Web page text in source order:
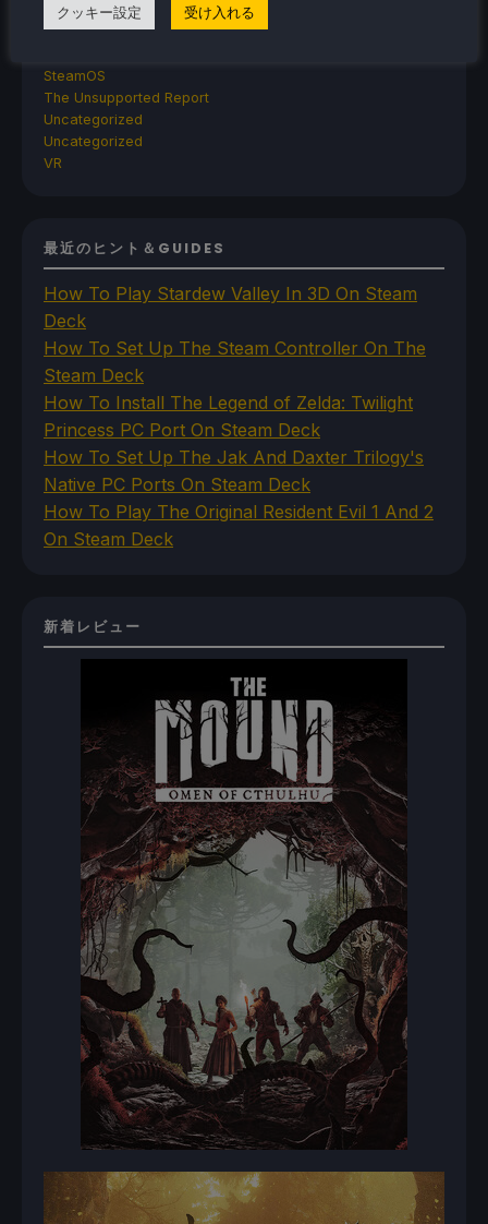
Steam Controller
Steam Frame
SteamOS
The Unsupported Report
Uncategorized
Uncategorized
VR
最近のヒント＆GUIDES
How To Play Stardew Valley In 3D On Steam
Deck
How To Set Up The Steam Controller On The
Steam Deck
How To Install The Legend of Zelda: Twilight
Princess PC Port On Steam Deck
How To Set Up The Jak And Daxter Trilogy's
Native PC Ports On Steam Deck
How To Play The Original Resident Evil 1 And 2
On Steam Deck
新着レビュー
クッキー設定 受け入れる